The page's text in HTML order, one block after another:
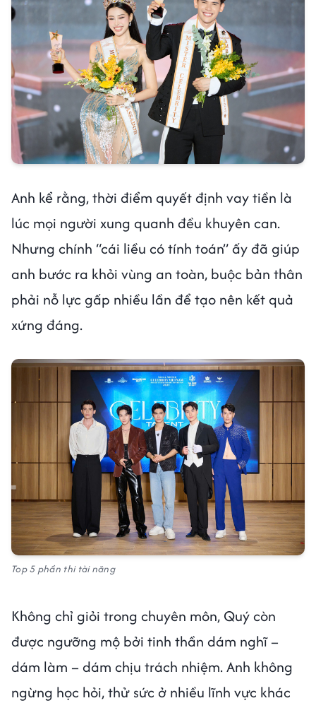
Anh kể rằng, thời điểm quyết định vay tiền là
lúc mọi người xung quanh đều khuyên can.
Nhưng chính “cái liều có tính toán” ấy đã giúp
anh bước ra khỏi vùng an toàn, buộc bản thân
phải nỗ lực gấp nhiều lần để tạo nên kết quả
xứng đáng.
Top 5 phần thi tài năng
Không chỉ giỏi trong chuyên môn, Quý còn
được ngưỡng mộ bởi tinh thần dám nghĩ –
dám làm – dám chịu trách nhiệm. Anh không
ngừng học hỏi, thử sức ở nhiều lĩnh vực khác